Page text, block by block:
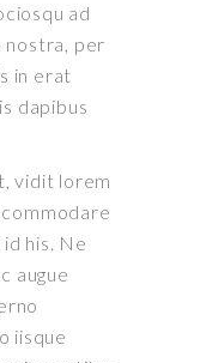
ad
per
in erat
dapibus
vidit lorem
his. Ne
augue
iisque